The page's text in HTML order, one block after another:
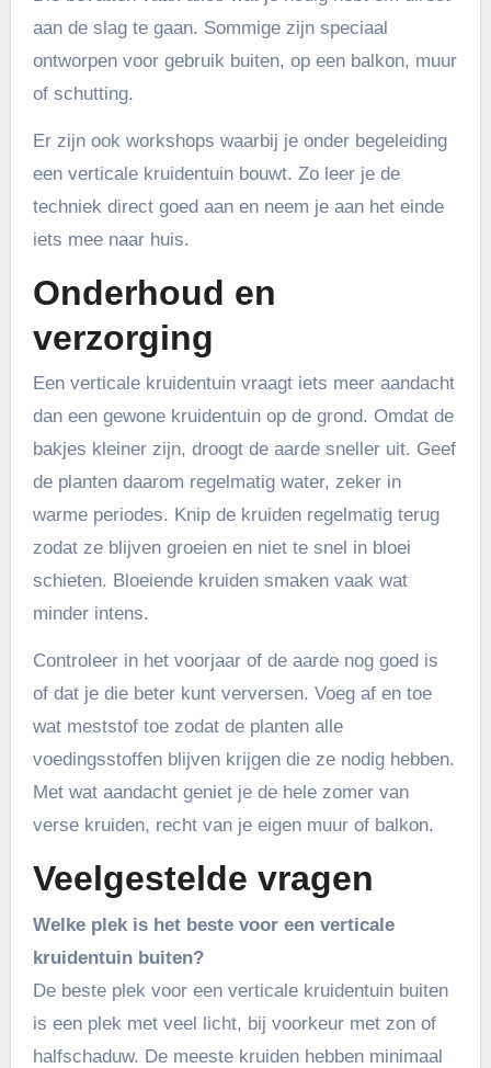
aan de slag te gaan. Sommige zijn speciaal
ontworpen voor gebruik buiten, op een balkon, muur
of schutting.
Er zijn ook workshops waarbij je onder begeleiding
een verticale kruidentuin bouwt. Zo leer je de
techniek direct goed aan en neem je aan het einde
iets mee naar huis.
Onderhoud en
verzorging
Een verticale kruidentuin vraagt iets meer aandacht
dan een gewone kruidentuin op de grond. Omdat de
bakjes kleiner zijn, droogt de aarde sneller uit. Geef
de planten daarom regelmatig water, zeker in
warme periodes. Knip de kruiden regelmatig terug
zodat ze blijven groeien en niet te snel in bloei
schieten. Bloeiende kruiden smaken vaak wat
minder intens.
Controleer in het voorjaar of de aarde nog goed is
of dat je die beter kunt verversen. Voeg af en toe
wat meststof toe zodat de planten alle
voedingsstoffen blijven krijgen die ze nodig hebben.
Met wat aandacht geniet je de hele zomer van
verse kruiden, recht van je eigen muur of balkon.
Veelgestelde vragen
Welke plek is het beste voor een verticale
kruidentuin buiten?
De beste plek voor een verticale kruidentuin buiten
is een plek met veel licht, bij voorkeur met zon of
halfschaduw. De meeste kruiden hebben minimaal